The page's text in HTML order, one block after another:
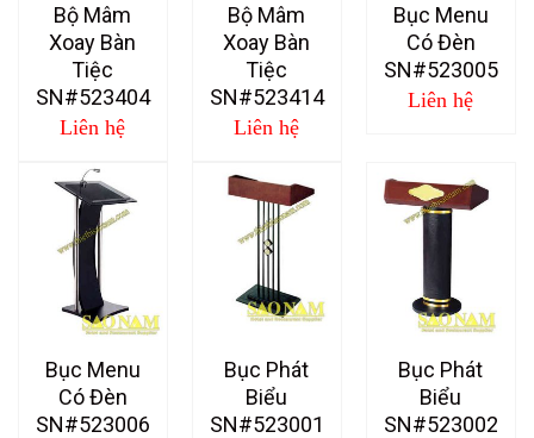
Bộ Mâm
Xoay Bàn
Tiệc
SN#523404
Liên hệ
Bộ Mâm
Xoay Bàn
Tiệc
SN#523414
Liên hệ
Bục Menu
Có Đèn
SN#523005
Liên hệ
Bục Menu
Có Đèn
SN#523006
Bục Phát
Biểu
SN#523001
Bục Phát
Biểu
SN#523002